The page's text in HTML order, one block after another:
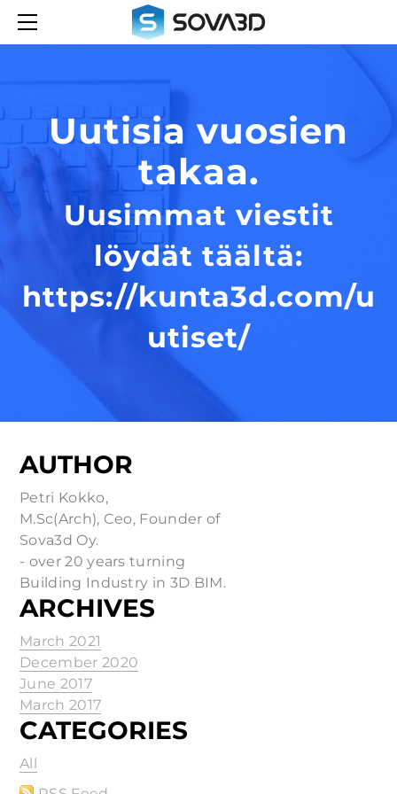
Uutisia vuosien
takaa.
Uusimmat viestit
löydät täältä:
https://kunta3d.com/u
utiset/
AUTHOR
Petri Kokko,
M.Sc(Arch), Ceo, Founder of
Sova3d Oy.
- over 20 years turning
Building Industry in 3D BIM.
ARCHIVES
March 2021
December 2020
June 2017
March 2017
CATEGORIES
All
KOTI
MITÄ TEEMME
SOVA3D- (LUPAPISTE.FI)
SUOMI 3D:SSA
TIETOSUOJASELOSTE
YHTEYS
S3D-ENGLISH